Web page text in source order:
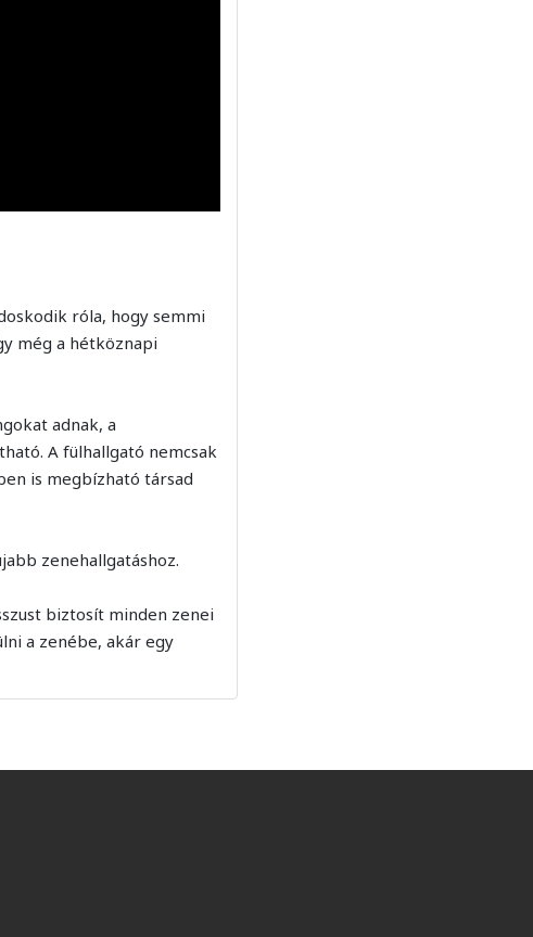
róla, hogy semmi
még a hétköznapi
adnak, a
A fülhallgató nemcsak
is megbízható társad
zenehallgatáshoz.
biztosít minden zenei
a zenébe, akár egy